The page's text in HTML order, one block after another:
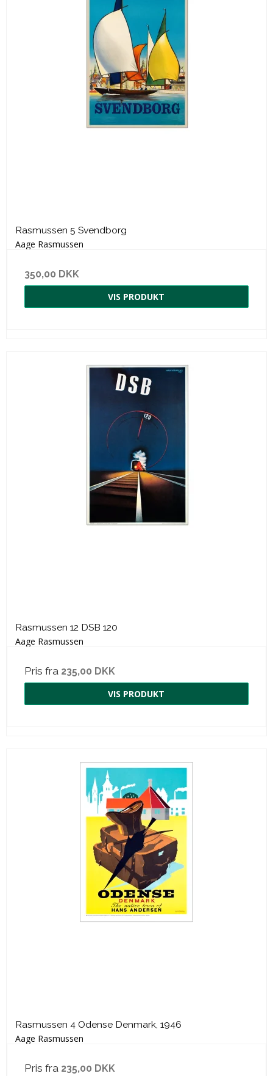
Rasmussen 5 Svendborg
Aage Rasmussen
350,00 DKK
VIS PRODUKT
Rasmussen 12 DSB 120
Aage Rasmussen
Pris fra 235,00 DKK
VIS PRODUKT
Rasmussen 4 Odense Denmark, 1946
Aage Rasmussen
Pris fra 235,00 DKK